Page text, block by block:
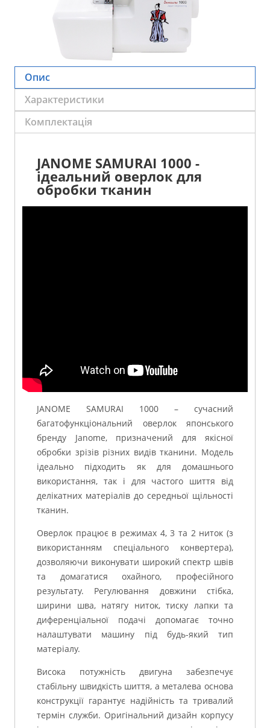
Опис
Характеристики
Комплектація
JANOME SAMURAI 1000 -
ідеальний оверлок для
обробки тканин
JANOME SAMURAI 1000 – сучасний
багатофункціональний оверлок японського
бренду Janome, призначений для якісної
обробки зрізів різних видів тканини. Модель
ідеально підходить як для домашнього
використання, так і для частого шиття від
делікатних матеріалів до середньої щільності
тканин.
Оверлок працює в режимах 4, 3 та 2 ниток (з
використанням спеціального конвертера),
дозволяючи виконувати широкий спектр швів
та домагатися охайного, професійного
результату. Регулювання довжини стібка,
ширини шва, натягу ниток, тиску лапки та
диференціальної подачі допомагає точно
налаштувати машину під будь-який тип
матеріалу.
Висока потужність двигуна забезпечує
стабільну швидкість шиття, а металева основа
конструкції гарантує надійність та тривалий
термін служби. Оригінальний дизайн корпусу